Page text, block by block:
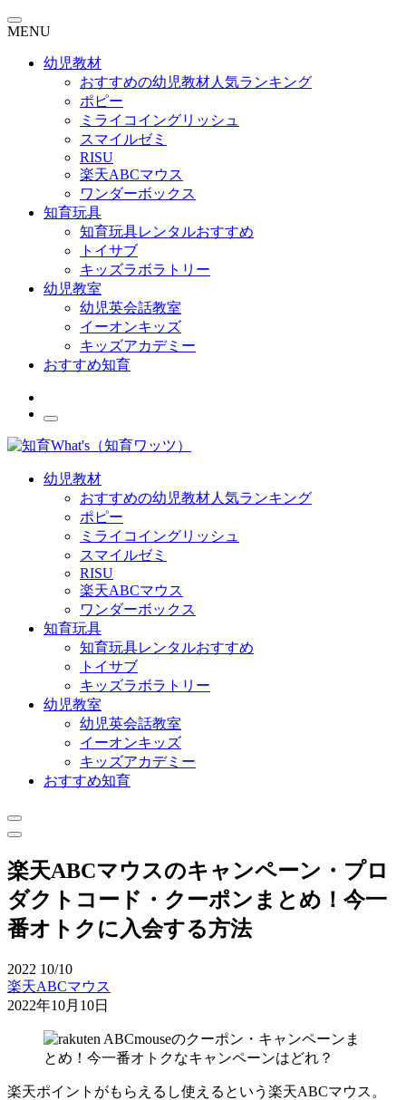
MENU
幼児教材
おすすめの幼児教材人気ランキング
ポピー
ミライコイングリッシュ
スマイルゼミ
RISU
楽天ABCマウス
ワンダーボックス
知育玩具
知育玩具レンタルおすすめ
トイサブ
キッズラボラトリー
幼児教室
幼児英会話教室
イーオンキッズ
キッズアカデミー
おすすめ知育
幼児教材
おすすめの幼児教材人気ランキング
ポピー
ミライコイングリッシュ
スマイルゼミ
RISU
楽天ABCマウス
ワンダーボックス
知育玩具
知育玩具レンタルおすすめ
トイサブ
キッズラボラトリー
幼児教室
幼児英会話教室
イーオンキッズ
キッズアカデミー
おすすめ知育
楽天ABCマウスのキャンペーン・プロ
ダクトコード・クーポンまとめ！今一
番オトクに入会する方法
2022 10/10
楽天ABCマウス
2022年10月10日
楽天ポイントがもらえるし使えるという楽天ABCマウス。